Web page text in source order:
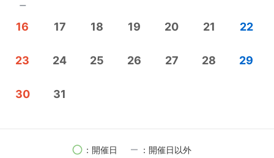
remove
16 17 18 19 20 21 22
23 24 25 26 27 28 29
30 31
circle ：開催日 remove ：開催日以外